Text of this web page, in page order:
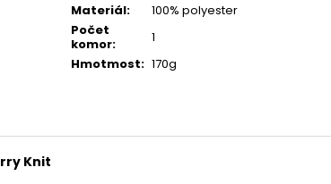
Materiál:
100% polyester
Počet
komor:
1
Hmotmost: 170g
Knit